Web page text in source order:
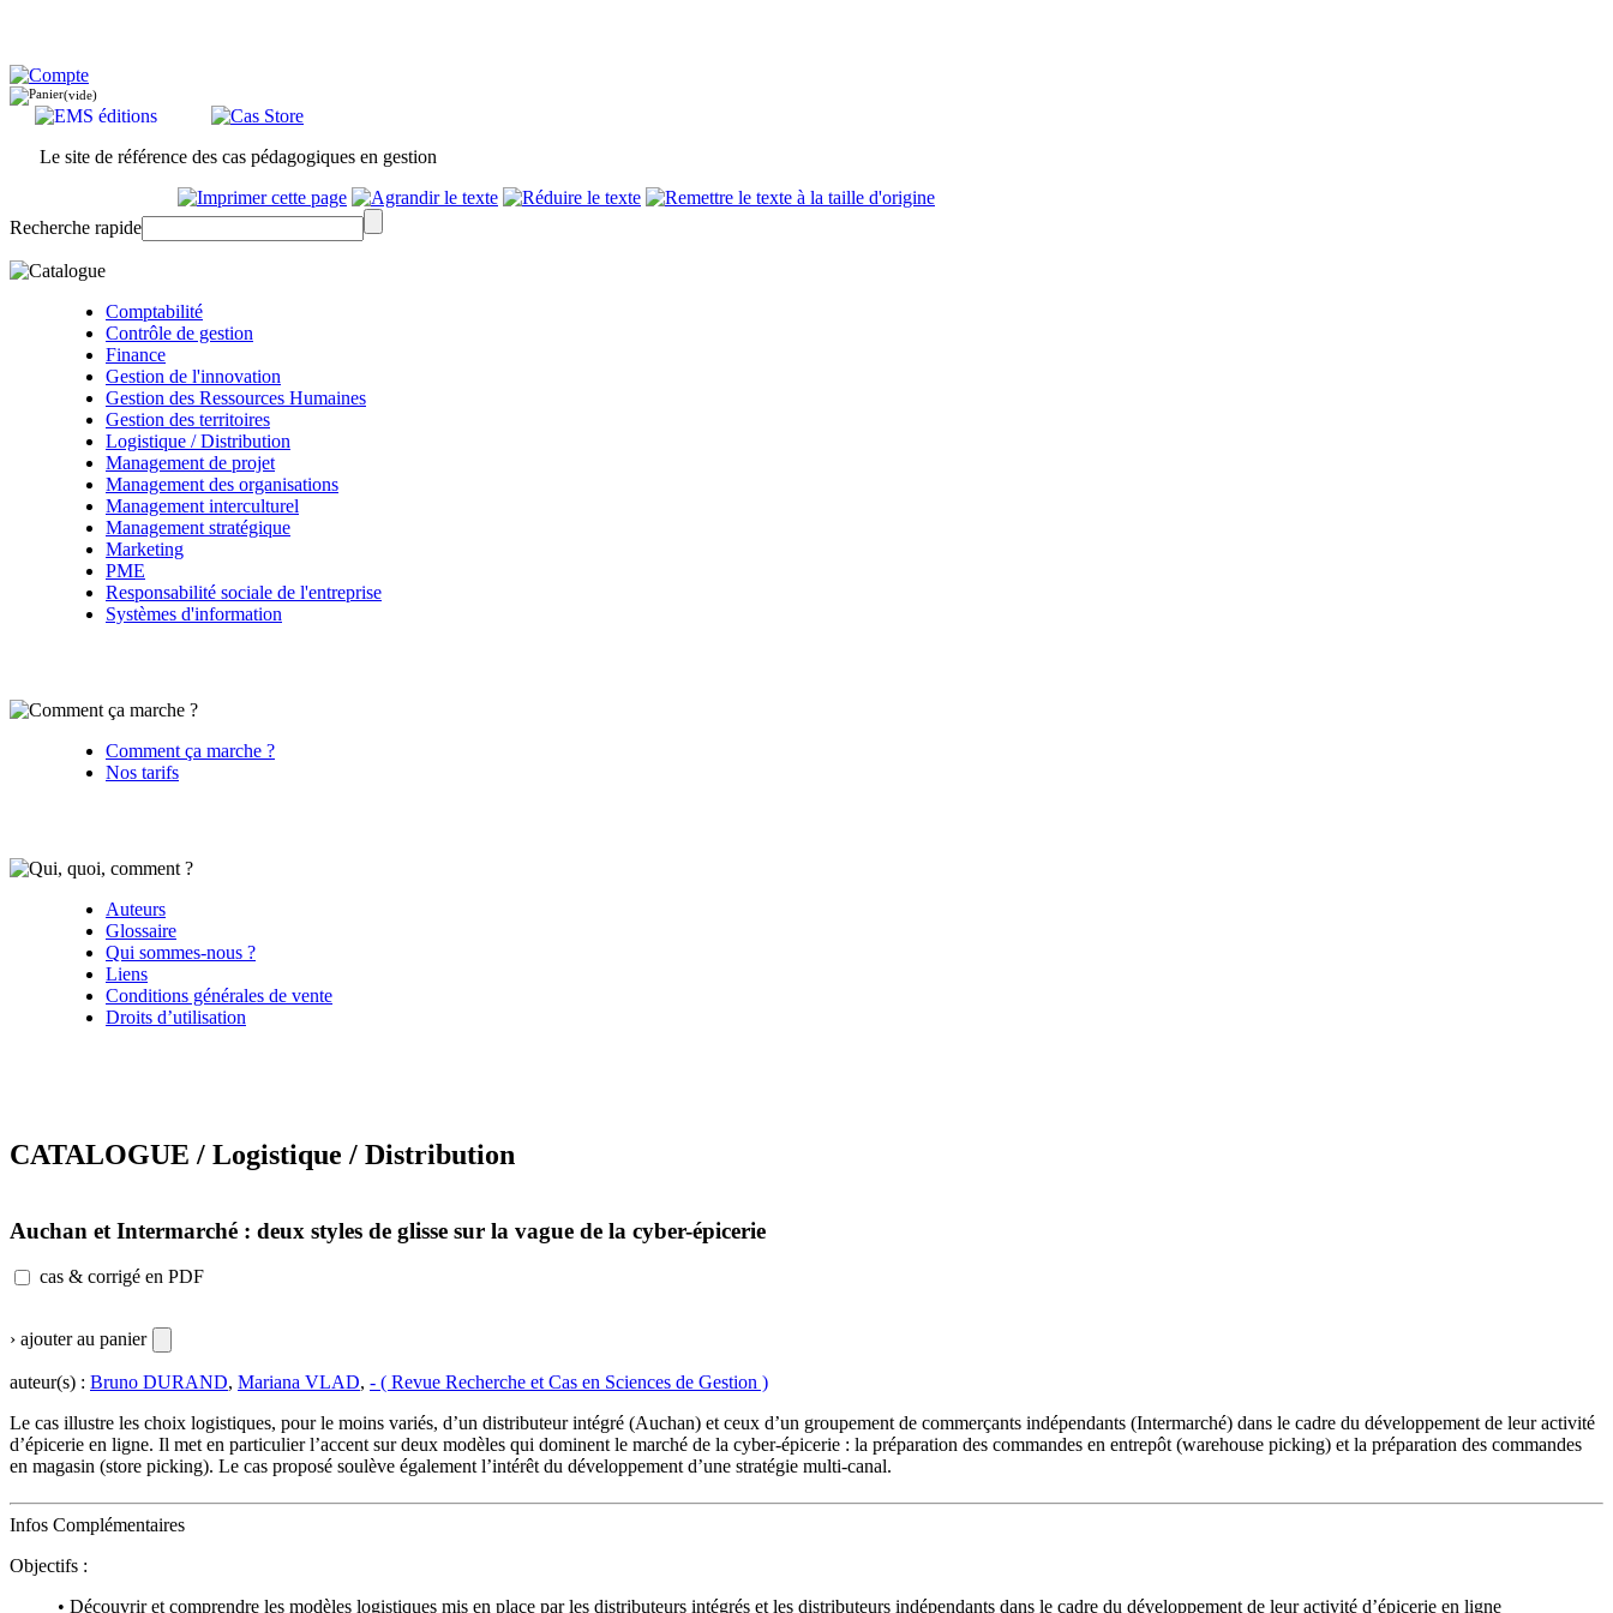
(vide)
Le site de référence des cas pédagogiques en gestion
Recherche rapide
Comptabilité
Contrôle de gestion
Finance
Gestion de l'innovation
Gestion des Ressources Humaines
Gestion des territoires
Logistique / Distribution
Management de projet
Management des organisations
Management interculturel
Management stratégique
Marketing
PME
Responsabilité sociale de l'entreprise
Systèmes d'information
Comment ça marche ?
Nos tarifs
Auteurs
Glossaire
Qui sommes-nous ?
Liens
Conditions générales de vente
Droits d’utilisation
CATALOGUE / Logistique / Distribution
Auchan et Intermarché : deux styles de glisse sur la vague de la cyber-épicerie
cas & corrigé en PDF
› ajouter au panier
auteur(s) : Bruno DURAND, Mariana VLAD, - ( Revue Recherche et Cas en Sciences de Gestion )
Le cas illustre les choix logistiques, pour le moins variés, d’un distributeur intégré (Auchan) et ceux d’un groupement de commerçants indépendants (Intermarché) dans le cadre du développement de leur activité
d’épicerie en ligne. Il met en particulier l’accent sur deux modèles qui dominent le marché de la cyber-épicerie : la préparation des commandes en entrepôt (warehouse picking) et la préparation des commandes
en magasin (store picking). Le cas proposé soulève également l’intérêt du développement d’une stratégie multi-canal.
Infos Complémentaires
Objectifs :
• Découvrir et comprendre les modèles logistiques mis en place par les distributeurs intégrés et les distributeurs indépendants dans le cadre du développement de leur activité d’épicerie en ligne